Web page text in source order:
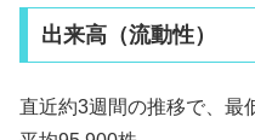
出来高（流動性）
直近約3週間の推移で、最